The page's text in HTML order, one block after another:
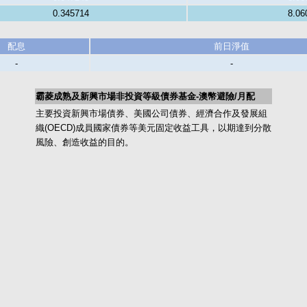
0.345714
配息 前日淨值
- -
霸菱成熟及新興市場非投資等級債券基金-澳幣避險/月配
主要投資新興市場債券、美國公司債券、經濟合作及發展組
織(OECD)成員國家債券等美元固定收益工具，以期達到分散
風險、創造收益的目的。